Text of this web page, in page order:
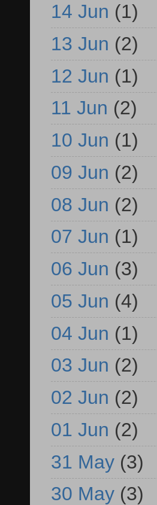
14 Jun (1)
13 Jun (2)
12 Jun (1)
11 Jun (2)
10 Jun (1)
09 Jun (2)
08 Jun (2)
07 Jun (1)
06 Jun (3)
05 Jun (4)
04 Jun (1)
03 Jun (2)
02 Jun (2)
01 Jun (2)
31 May (3)
30 May (3)